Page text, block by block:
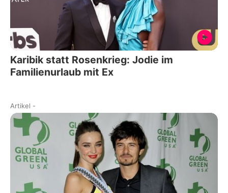
Karibik statt Rosenkrieg: Jodie im
Familienurlaub mit Ex
Artikel -